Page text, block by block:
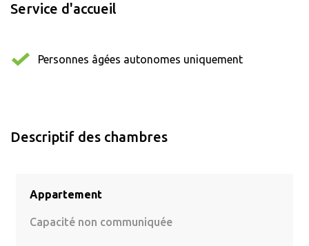
Service d'accueil
Personnes âgées autonomes uniquement
Descriptif des chambres
Appartement
Capacité non communiquée